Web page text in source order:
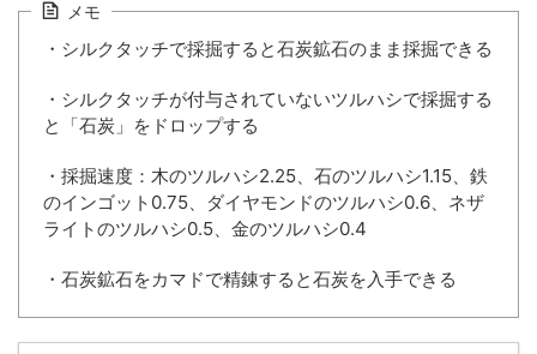
メモ
・シルクタッチで採掘すると石炭鉱石のまま採掘できる
・シルクタッチが付与されていないツルハシで採掘する
と「石炭」をドロップする
・採掘速度：木のツルハシ2.25、石のツルハシ1.15、鉄
のインゴット0.75、ダイヤモンドのツルハシ0.6、ネザ
ライトのツルハシ0.5、金のツルハシ0.4
・石炭鉱石をカマドで精錬すると石炭を入手できる